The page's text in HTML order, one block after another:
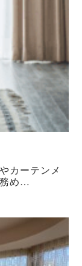
カーテンメ
め…